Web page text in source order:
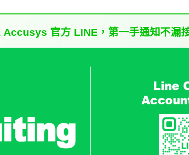
Accusys 官方 LINE，第一手通知不漏